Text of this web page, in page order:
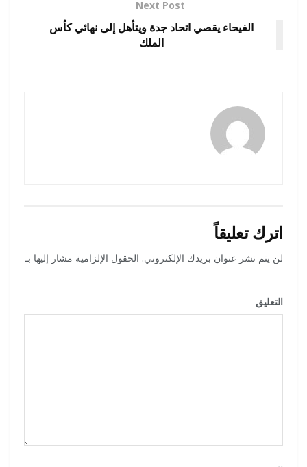
Next Post
الفيحاء يقصي اتحاد جدة ويتأهل إلى نهائي كأس
الملك
اترك تعليقاً
لن يتم نشر عنوان بريدك الإلكتروني. الحقول الإلزامية مشار إليها بـ
التعليق